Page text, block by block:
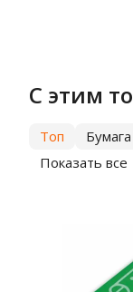
С этим
Топ
Показать все